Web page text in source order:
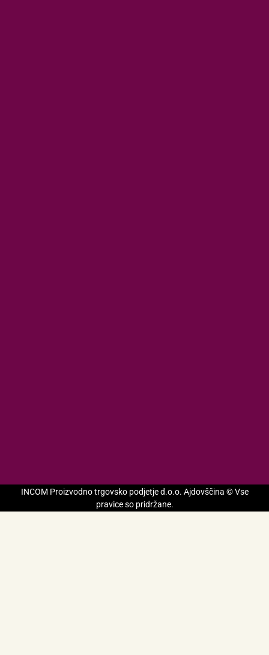
INCOM Proizvodno trgovsko podjetje d.o.o. Ajdovščina © Vse
pravice so pridržane.